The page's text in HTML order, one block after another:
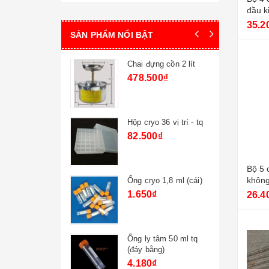
đầu
Bộ 5
SẢN PHẨM NỔI BẬT
Cốc thủy tinh 100ml -tq
28.600₫
Chai tt nắp vặn 500 ml
tq
Bóp cao su 1 van 90ml
tq
Xi lanh nhựa 500ml
107.800₫